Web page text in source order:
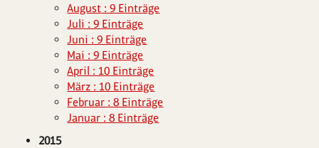
August : 9 Einträge
Juli : 9 Einträge
Juni : 9 Einträge
Mai : 9 Einträge
April : 10 Einträge
März : 10 Einträge
Februar : 8 Einträge
Januar : 8 Einträge
2015